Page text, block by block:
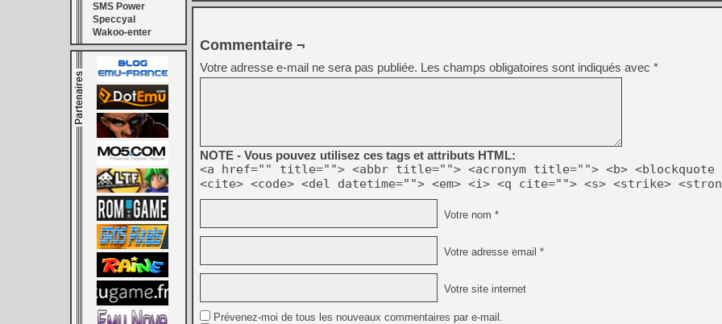
[GK] Beast of
[GK] Ubisoft : fin de partie
[GK] Mémoire cash -
[GK] Dan Houser (GTA)
[GK] Comment EA Sports
[GK] Crimson Moon : un
[GK] Isle of Reveries : le
[GK] Moonlighter 2 : The
[GK] Capcom relance
[Mo5] Deux inédits du
[GK] Le beat'em up The
[GK] Endless Legend 2 :
[LS] [PS5] Le WebKit
SMS Power
Speccyal
Wakoo-enter
Commentaire ¬
Votre adresse e-mail ne sera pas publiée. Les champs obligatoires sont indiqués avec *
NOTE - Vous pouvez utilisez ces tags et attributs HTML:
<a href="" title=""> <abbr title=""> <acronym title=""> <b> <blockquote
<cite> <code> <del datetime=""> <em> <i> <q cite=""> <s> <strike>
Votre nom *
Votre adresse email *
Votre site internet
Prévenez-moi de tous les nouveaux commentaires par e-mail.